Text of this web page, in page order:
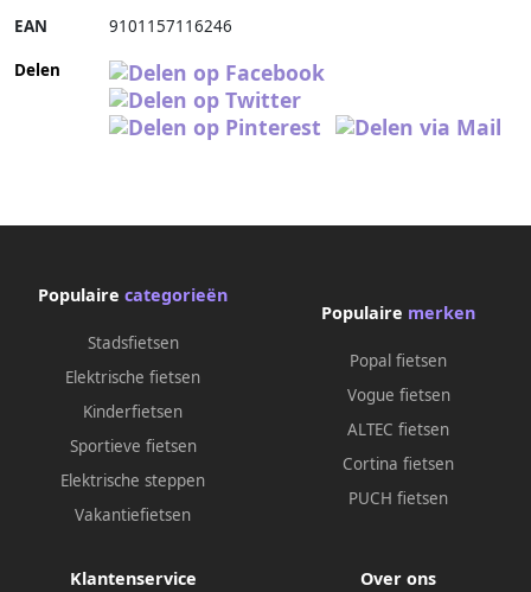
EAN 9101157116246
Delen
Populaire categorieën
Stadsfietsen
Elektrische fietsen
Kinderfietsen
Sportieve fietsen
Elektrische steppen
Vakantiefietsen
Populaire merken
Popal fietsen
Vogue fietsen
ALTEC fietsen
Cortina fietsen
PUCH fietsen
Klantenservice Over ons